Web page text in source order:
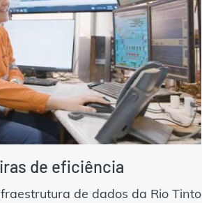
de eficiência
de dados da Rio Tinto